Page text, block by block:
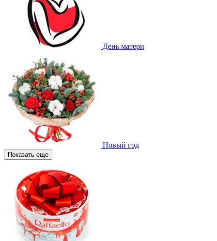
День матери
Новый год
Показать еще